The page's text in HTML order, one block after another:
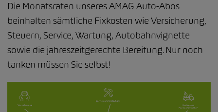
Die Monatsraten unseres AMAG Auto-Abos
beinhalten sämtliche Fixkosten wie Versicherung,
Steuern, Service, Wartung, Autobahnvignette
sowie die jahreszeitgerechte Bereifung. Nur noch
tanken müssen Sie selbst!